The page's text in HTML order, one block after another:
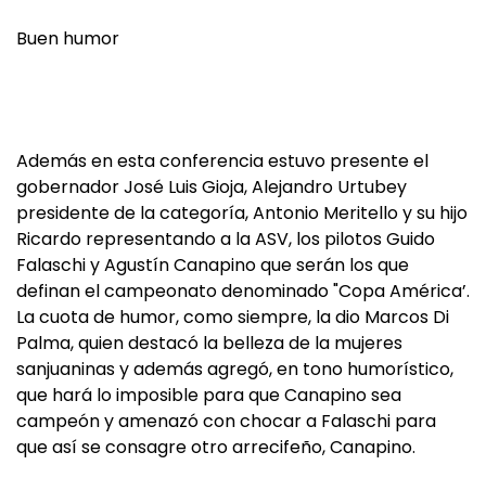
Buen humor
Además en esta conferencia estuvo presente el
gobernador José Luis Gioja, Alejandro Urtubey
presidente de la categoría, Antonio Meritello y su hijo
Ricardo representando a la ASV, los pilotos Guido
Falaschi y Agustín Canapino que serán los que
definan el campeonato denominado "Copa América’.
La cuota de humor, como siempre, la dio Marcos Di
Palma, quien destacó la belleza de la mujeres
sanjuaninas y además agregó, en tono humorístico,
que hará lo imposible para que Canapino sea
campeón y amenazó con chocar a Falaschi para
que así se consagre otro arrecifeño, Canapino.